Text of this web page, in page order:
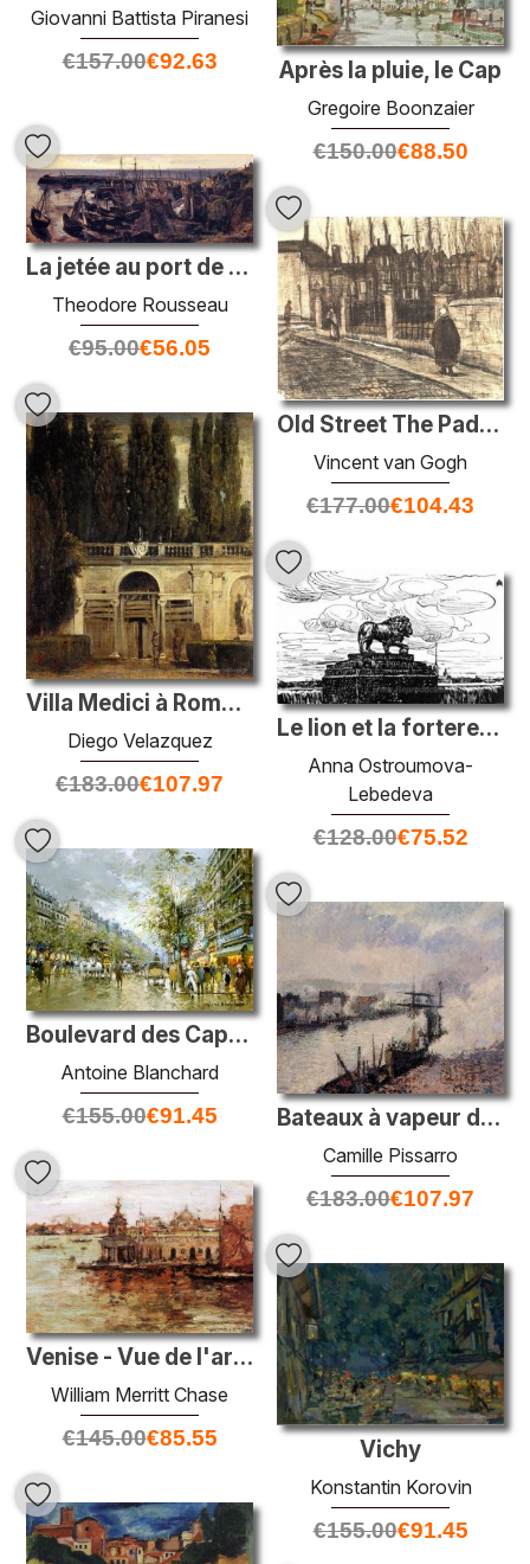
Giovanni Battista Piranesi
€157.00€92.63 Après la pluie, le Cap
Gregoire Boonzaier
€150.00€88.50
La jetée au port de Granville
Theodore Rousseau
€95.00€56.05
Old Street The Paddemees
Vincent van Gogh
€177.00€104.43
Villa Medici à Rome (façade de la Grotte Logia)
Diego Velazquez
€183.00€107.97
Le lion et la forteresse. Gravure de bois pour le magazine «mond
Anna Ostroumova-
Lebedeva
€128.00€75.52
Boulevard des Capucines
Antoine Blanchard
€155.00€91.45 Bateaux à vapeur dans le port de Rouen
Camille Pissarro
€183.00€107.97
Venise - Vue de l'arsenal de la marine
William Merritt Chase
€145.00€85.55 Vichy
Konstantin Korovin
€155.00€91.45